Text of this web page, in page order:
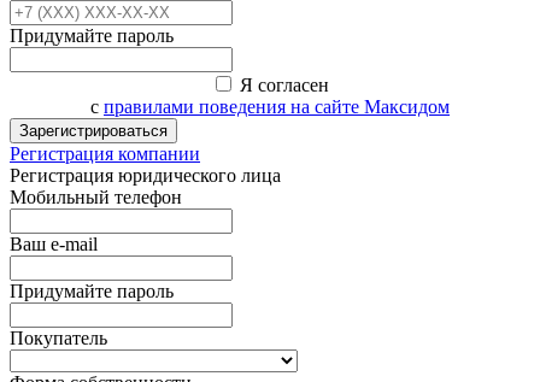
Придумайте пароль
Я согласен
с правилами поведения на сайте Максидом
Зарегистрироваться
Регистрация компании
Регистрация юридического лица
Мобильный телефон
Ваш e-mail
Придумайте пароль
Покупатель